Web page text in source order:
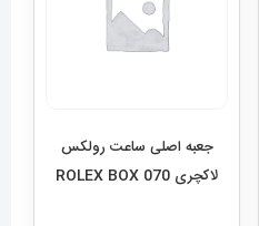
جعبه اصلی ساعت رولکس
لاکچری 070 ROLEX BOX